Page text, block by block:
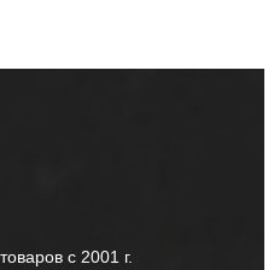
c 2001 г.